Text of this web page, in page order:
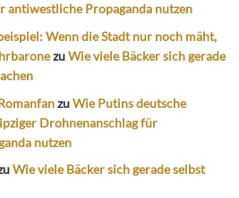
antiwestliche Propaganda nutzen
Wenn die Stadt nur noch mäht,
zuWie viele Bäcker sich gerade
zuWie Putins deutsche
Drohnenanschlag für
nutzen
Wie viele Bäcker sich gerade selbst